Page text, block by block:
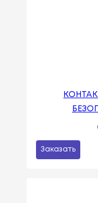
Заказать